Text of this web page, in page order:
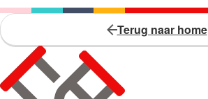
Terug naar home